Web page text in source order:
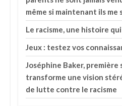
même si maintenant ils me
Le racisme, une histoire
Jeux : testez vos
Joséphine Baker,
transforme une vision
de lutte contre le racisme